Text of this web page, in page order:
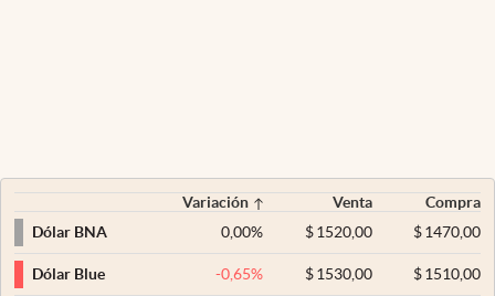
Variación Venta
Compra
Dólar BNA
0,00% $ 1520,00 $1470,00
Dólar Blue -0,65% $ 1530,00 $1510,00